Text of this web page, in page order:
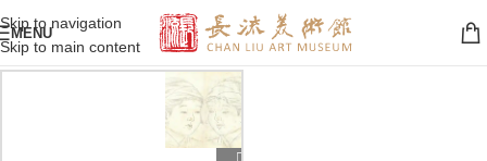
Skip to navigation
Skip to main content
MENU